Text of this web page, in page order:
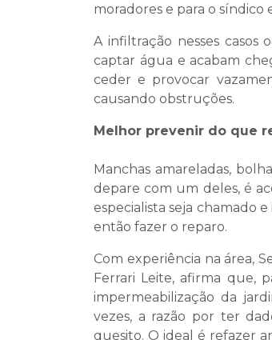
moradores e para o síndico
A infiltração nesses casos
captar água e acabam
ceder e provocar
causando obstruções.
Melhor prevenir do que
Manchas amareladas,
depare com um deles, é
especialista seja chamado
então fazer o reparo.
Com experiência na área,
Ferrari Leite, afirma que,
impermeabilização da
vezes, a razão por ter
quesito. O ideal é refazer